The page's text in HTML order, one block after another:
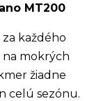
MT200
každého
na mokrých
žiadne
celú sezónu.